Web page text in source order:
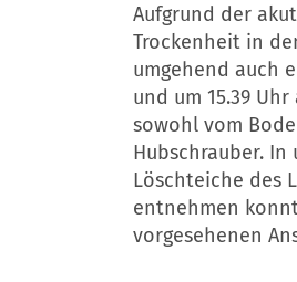
Aufgrund der
Trockenheit in
umgehend auch
und um 15.39
sowohl vom
Hubschrauber.
Löschteiche des
entnehmen
vorgesehenen